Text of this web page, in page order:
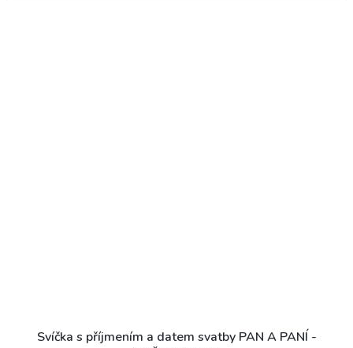
Svíčka s příjmením a datem svatby PAN A PANÍ -